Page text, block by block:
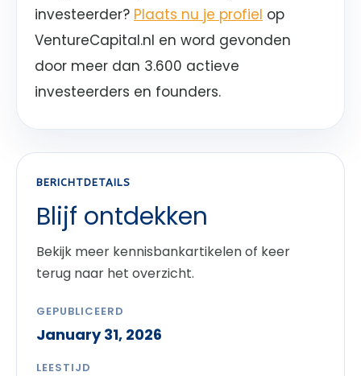
investeerder? Plaats nu je profiel op
VentureCapital.nl en word gevonden
door meer dan 3.600 actieve
investeerders en founders.
BERICHTDETAILS
Blijf ontdekken
Bekijk meer kennisbankartikelen of keer
terug naar het overzicht.
GEPUBLICEERD
January 31, 2026
LEESTIJD